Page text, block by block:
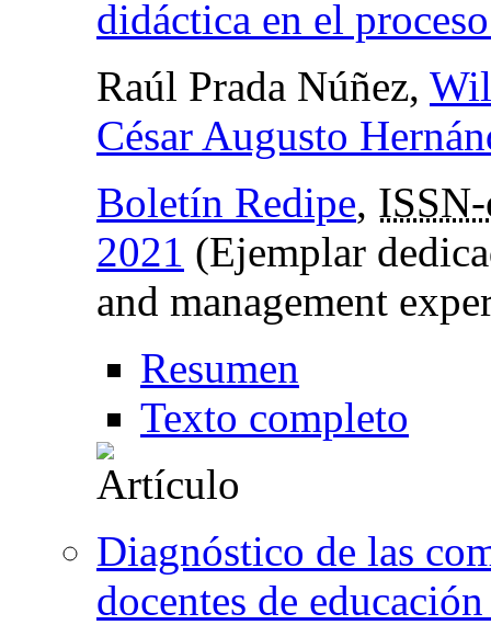
didáctica en el
Raúl Prada Núñez,
César Augusto
Boletín Redipe,
2021 (Ejemplar
and management
Resumen
Texto completo
Diagnóstico de las
docentes de